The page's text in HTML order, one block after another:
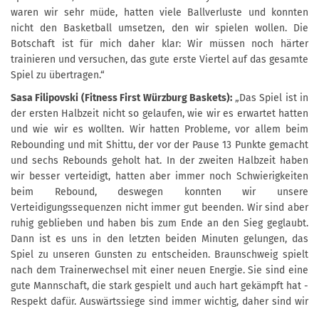
waren wir sehr müde, hatten viele Ballverluste und konnten
nicht den Basketball umsetzen, den wir spielen wollen. Die
Botschaft ist für mich daher klar: Wir müssen noch härter
trainieren und versuchen, das gute erste Viertel auf das gesamte
Spiel zu übertragen.“
Sasa Filipovski (Fitness First Würzburg Baskets): „Das Spiel ist in
der ersten Halbzeit nicht so gelaufen, wie wir es erwartet hatten
und wie wir es wollten. Wir hatten Probleme, vor allem beim
Rebounding und mit Shittu, der vor der Pause 13 Punkte gemacht
und sechs Rebounds geholt hat. In der zweiten Halbzeit haben
wir besser verteidigt, hatten aber immer noch Schwierigkeiten
beim Rebound, deswegen konnten wir unsere
Verteidigungssequenzen nicht immer gut beenden. Wir sind aber
ruhig geblieben und haben bis zum Ende an den Sieg geglaubt.
Dann ist es uns in den letzten beiden Minuten gelungen, das
Spiel zu unseren Gunsten zu entscheiden. Braunschweig spielt
nach dem Trainerwechsel mit einer neuen Energie. Sie sind eine
gute Mannschaft, die stark gespielt und auch hart gekämpft hat -
Respekt dafür. Auswärtssiege sind immer wichtig, daher sind wir